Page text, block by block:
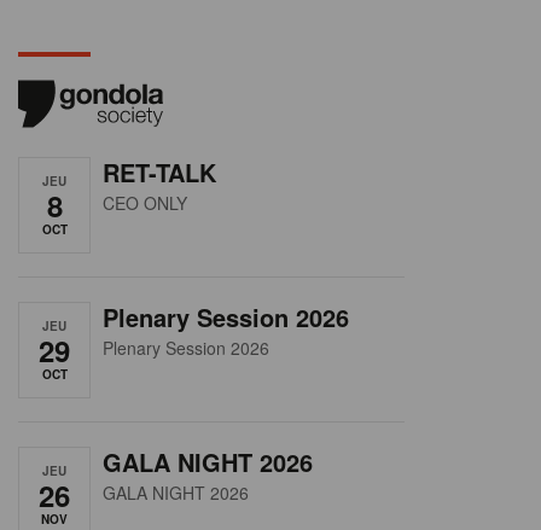
JEU
8
OCT
RET-TALK
CEO ONLY
JEU
29
OCT
Plenary Session 2026
Plenary Session 2026
JEU
26
NOV
GALA NIGHT 2026
GALA NIGHT 2026